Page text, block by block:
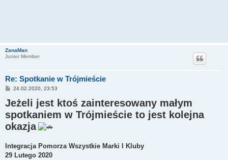
ZanaMan
Junior Member
Re: Spotkanie w Trójmieście
P
s
t
24.02.2020, 23:53
Jeżeli jest ktoś zainteresowany małym
spotkaniem w Trójmieście to jest kolejna
okazja
Integracja Pomorza Wszystkie Marki I Kluby
29 Lutego 2020